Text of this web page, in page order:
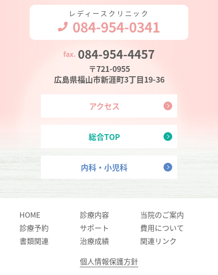
レディースクリニック
084-954-0341
084-954-4457
〒721-0955
広島県福山市新涯町3丁目19-36
アクセス
総合TOP
内科・小児科
HOME 診療内容
当院のご案内
診療予約
サポート
費用について
書類関連
治療成績
関連リンク
個人情報保護方針